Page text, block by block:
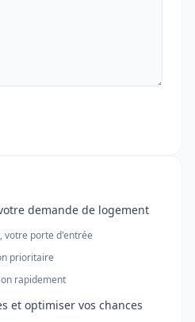
demande de logement
votre porte d'entrée
prioritaire
rapidement
et optimiser vos chances